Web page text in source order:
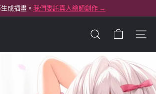
暫
想客製印刷？先把委託做對 →
新手指南 →
搜尋 網